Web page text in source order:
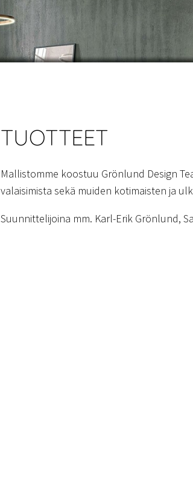
TUOTTEET
Mallistomme koostuu Grönlund Design
valaisimista sekä muiden kotimaisten ja
Suunnittelijoina mm. Karl-Erik Grönlund,